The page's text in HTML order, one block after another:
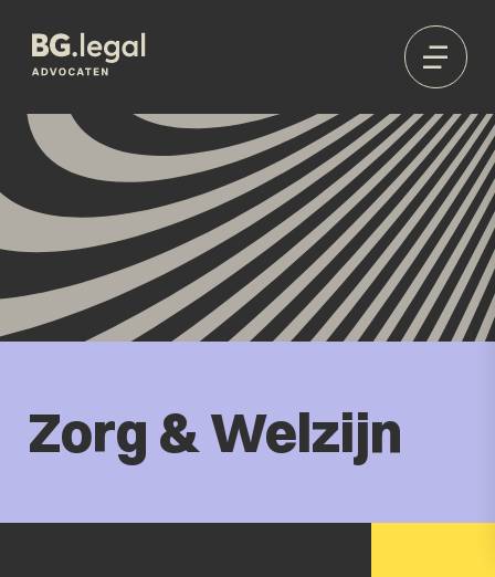
Zorg & Welzijn